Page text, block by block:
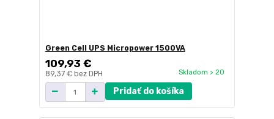
Green Cell UPS Micropower 1500VA
109,93 €
89,37 € bez DPH Skladom > 20
Pridať do košíka